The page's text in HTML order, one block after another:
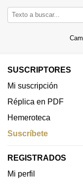
SUSCRIPTORES
Mi suscripción
Réplica en PDF
Hemeroteca
Suscríbete
REGISTRADOS
Mi perfil